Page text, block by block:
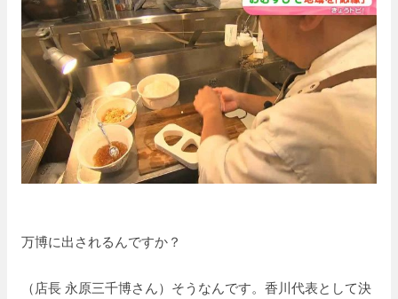
万博に出されるんですか？
（店長 永原三千博さん）そうなんです。香川代表として決